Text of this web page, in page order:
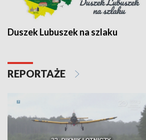
Duszek Lubuszek na szlaku
REPORTAŻE